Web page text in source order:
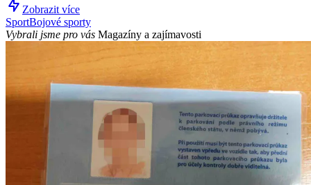
Zobrazit více
SportBojové sporty
Vybrali jsme pro vás Magazíny a zajímavosti